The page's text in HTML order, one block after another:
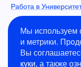
Работа в
Информация о
Противодействие
Политика
Мы используем
и метрики.
Вы
куки, а также